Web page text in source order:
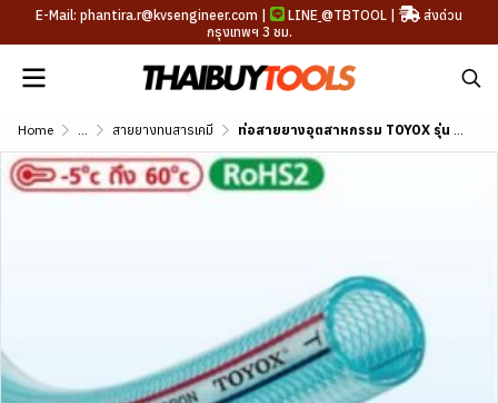
E-Mail: phantira.r@kvsengineer.com | LINE @TBTOOL |
ส่งด่วน
กรุงเทพฯ 3 ชม.
Home ... สายยางทนสารเคมี ท่อสายยางอุตสาหกรรม TOYOX รุ่น SUPER ขนาด 1/4"-3"